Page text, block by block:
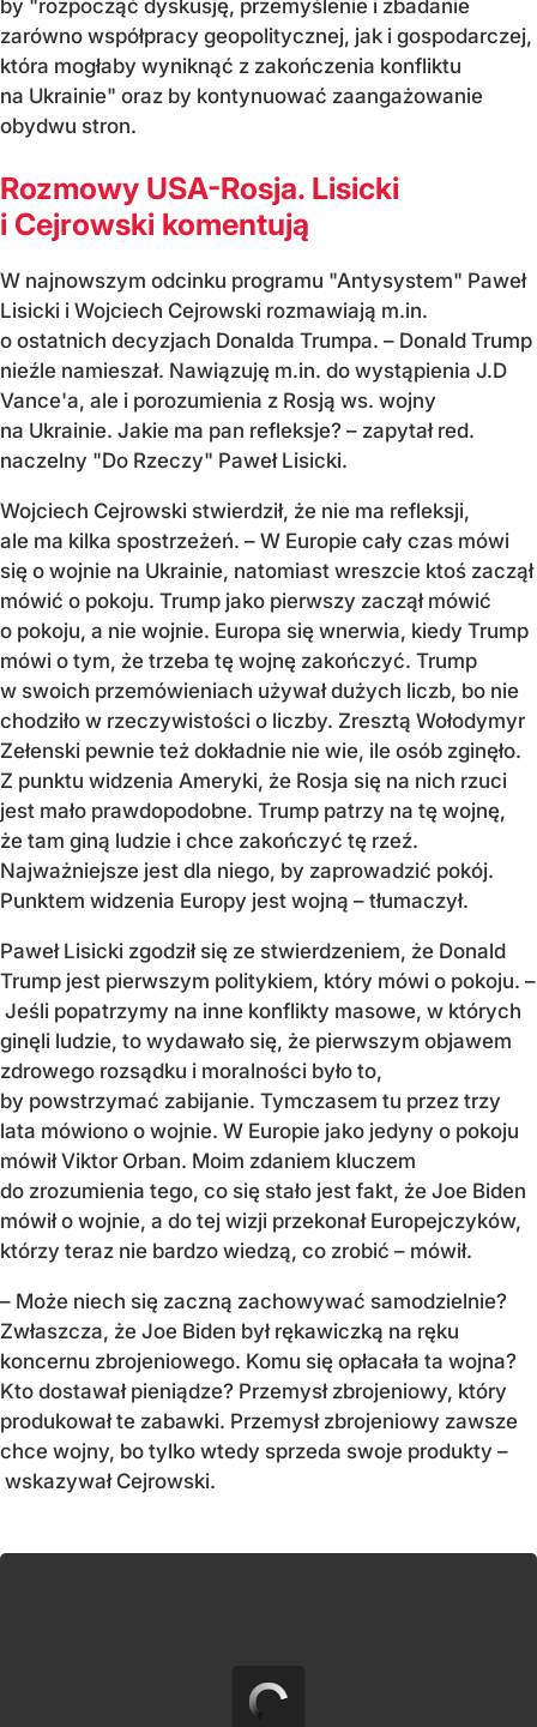
by "rozpocząć dyskusję, przemyślenie i zbadanie
zarówno współpracy geopolitycznej, jak i gospodarczej,
która mogłaby wyniknąć z zakończenia konfliktu
na Ukrainie" oraz by kontynuować zaangażowanie
obydwu stron.
Rozmowy USA-Rosja. Lisicki
i Cejrowski komentują
W najnowszym odcinku programu "Antysystem" Paweł
Lisicki i Wojciech Cejrowski rozmawiają m.in.
o ostatnich decyzjach Donalda Trumpa. – Donald Trump
nieźle namieszał. Nawiązuję m.in. do wystąpienia J.D
Vance'a, ale i porozumienia z Rosją ws. wojny
na Ukrainie. Jakie ma pan refleksje? – zapytał red.
naczelny "Do Rzeczy" Paweł Lisicki.
Wojciech Cejrowski stwierdził, że nie ma refleksji,
ale ma kilka spostrzeżeń. – W Europie cały czas mówi
się o wojnie na Ukrainie, natomiast wreszcie ktoś zaczął
mówić o pokoju. Trump jako pierwszy zaczął mówić
o pokoju, a nie wojnie. Europa się wnerwia, kiedy Trump
mówi o tym, że trzeba tę wojnę zakończyć. Trump
w swoich przemówieniach używał dużych liczb, bo nie
chodziło w rzeczywistości o liczby. Zresztą Wołodymyr
Zełenski pewnie też dokładnie nie wie, ile osób zginęło.
Z punktu widzenia Ameryki, że Rosja się na nich rzuci
jest mało prawdopodobne. Trump patrzy na tę wojnę,
że tam giną ludzie i chce zakończyć tę rzeź.
Najważniejsze jest dla niego, by zaprowadzić pokój.
Punktem widzenia Europy jest wojną – tłumaczył.
Paweł Lisicki zgodził się ze stwierdzeniem, że Donald
Trump jest pierwszym politykiem, który mówi o pokoju. –
Jeśli popatrzymy na inne konflikty masowe, w których
ginęli ludzie, to wydawało się, że pierwszym objawem
zdrowego rozsądku i moralności było to,
by powstrzymać zabijanie. Tymczasem tu przez trzy
lata mówiono o wojnie. W Europie jako jedyny o pokoju
mówił Viktor Orban. Moim zdaniem kluczem
do zrozumienia tego, co się stało jest fakt, że Joe Biden
mówił o wojnie, a do tej wizji przekonał Europejczyków,
którzy teraz nie bardzo wiedzą, co zrobić – mówił.
– Może niech się zaczną zachowywać samodzielnie?
Zwłaszcza, że Joe Biden był rękawiczką na ręku
koncernu zbrojeniowego. Komu się opłacała ta wojna?
Kto dostawał pieniądze? Przemysł zbrojeniowy, który
produkował te zabawki. Przemysł zbrojeniowy zawsze
chce wojny, bo tylko wtedy sprzeda swoje produkty –
wskazywał Cejrowski.